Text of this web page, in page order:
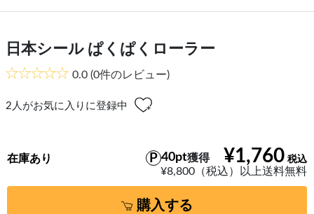
日本シール ぱくぱくローラー
0.0 (0件のレビュー)
2 人がお気に入りに登録中
¥1,760
40pt獲得
¥8,800（税込）以上送料無料
在庫あり
購入する